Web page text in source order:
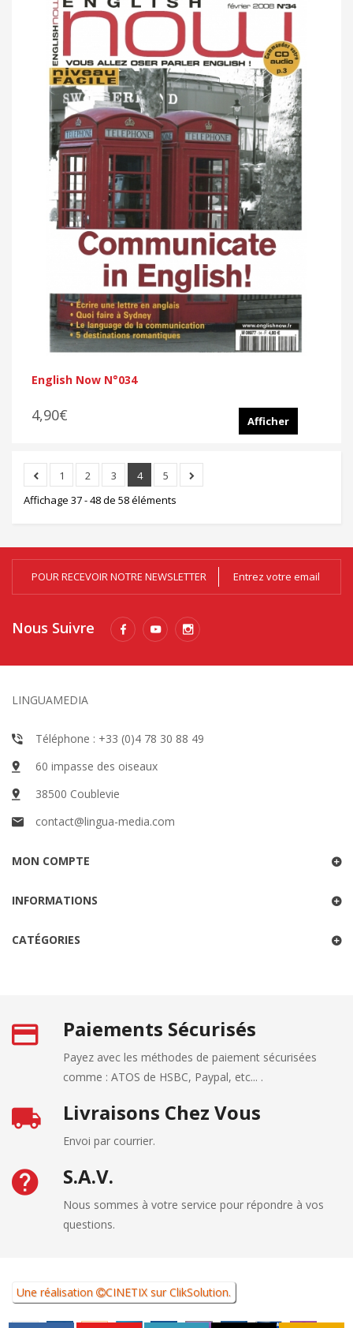
English Now N°034
4,90€ Afficher
1 2 3 4
5
Affichage 37 - 48 de 58 éléments
POUR RECEVOIR NOTRE NEWSLETTER
Nous Suivre
LINGUAMEDIA
Téléphone : +33 (0)4 78 30 88 49
60 impasse des oiseaux
38500 Coublevie
contact@lingua-media.com
MON COMPTE
INFORMATIONS
CATÉGORIES
Paiements Sécurisés
Payez avec les méthodes de paiement sécurisées
comme : ATOS de HSBC, Paypal, etc... .
Livraisons Chez Vous
Envoi par courrier.
S.A.V.
Nous sommes à votre service pour répondre à vos
questions.
Une réalisation CINETIX surClikSolution.